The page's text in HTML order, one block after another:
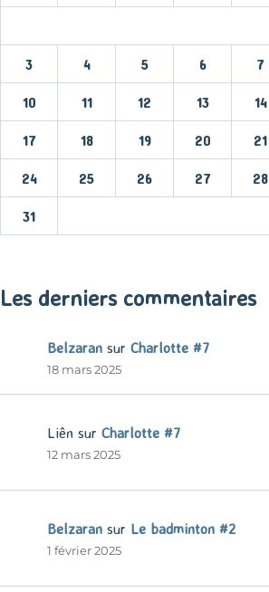
3 4 5 6 7
10 11 12 13 14
17 18 19 20 21
24 25 26 27 28
31
Les derniers commentaires
Belzaran sur Charlotte #7
18 mars 2025
Liên sur Charlotte #7
12 mars 2025
Belzaran sur Le badminton #2
1 février 2025